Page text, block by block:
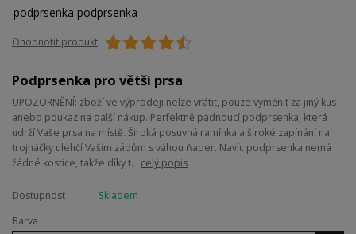
Ohodnotit produkt
Podprsenka pro větší prsa
UPOZORNĚNÍ: zboží ve výprodeji nelze vrátit, pouze vyměnit za jiný kus
anebo poukaz na další nákup. Perfektně padnoucí podprsenka, která
udrží Vaše prsa na místě. Široká posuvná ramínka a široké zapínání na
trojháčky ulehčí Vašim zádům s váhou ňader. Navíc podprsenka nemá
žádné kostice, takže díky t... celý popis
Dostupnost
Skladem
Barva